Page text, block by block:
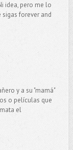
idea, pero me lo
sigas forever and
y a su "mamá"
o películas que
el